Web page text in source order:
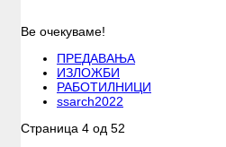
Ве очекуваме!
ПРЕДАВАЊА
ИЗЛОЖБИ
РАБОТИЛНИЦИ
ssarch2022
Страница 4 од 52